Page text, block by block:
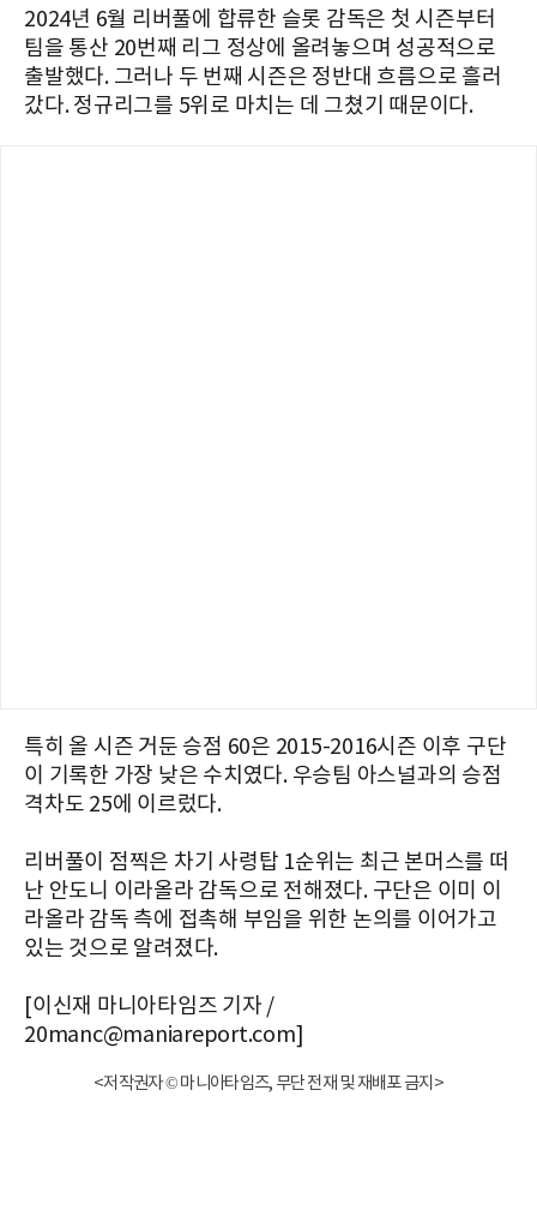
2024년 6월 리버풀에 합류한 슬롯 감독은 첫 시즌부터
팀을 통산 20번째 리그 정상에 올려놓으며 성공적으로
출발했다. 그러나 두 번째 시즌은 정반대 흐름으로 흘러
갔다. 정규리그를 5위로 마치는 데 그쳤기 때문이다.
특히 올 시즌 거둔 승점 60은 2015-2016시즌 이후 구단
이 기록한 가장 낮은 수치였다. 우승팀 아스널과의 승점
격차도 25에 이르렀다.
리버풀이 점찍은 차기 사령탑 1순위는 최근 본머스를 떠
난 안도니 이라올라 감독으로 전해졌다. 구단은 이미 이
라올라 감독 측에 접촉해 부임을 위한 논의를 이어가고
있는 것으로 알려졌다.
[이신재 마니아타임즈 기자 /
20manc@maniareport.com]
<저작권자 © 마니아타임즈, 무단 전재 및 재배포 금지>